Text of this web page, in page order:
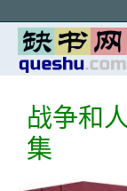
战争和
集